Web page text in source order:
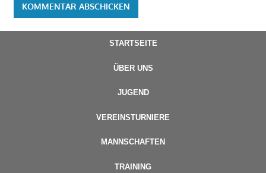
STARTSEITE
ÜBER UNS
JUGEND
VEREINSTURNIERE
MANNSCHAFTEN
TRAINING